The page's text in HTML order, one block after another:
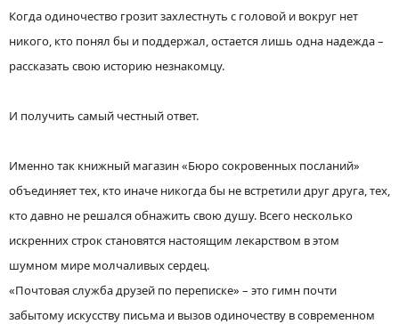
Когда одиночество грозит захлестнуть с головой и вокруг нет
никого, кто понял бы и поддержал, остается лишь одна надежда –
рассказать свою историю незнакомцу.
И получить самый честный ответ.
Именно так книжный магазин «Бюро сокровенных посланий»
объединяет тех, кто иначе никогда бы не встретили друг друга, тех,
кто давно не решался обнажить свою душу. Всего несколько
искренних строк становятся настоящим лекарством в этом
шумном мире молчаливых сердец.
«Почтовая служба друзей по переписке» – это гимн почти
забытому искусству письма и вызов одиночеству в современном